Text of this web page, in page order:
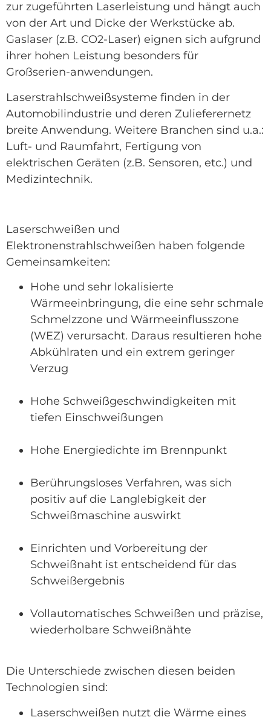
zur zugeführten Laserleistung und hängt auch
von der Art und Dicke der Werkstücke ab.
Gaslaser (z.B. CO2-Laser) eignen sich aufgrund
ihrer hohen Leistung besonders für
Großserien-anwendungen.
Laserstrahlschweißsysteme finden in der
Automobilindustrie und deren Zulieferernetz
breite Anwendung. Weitere Branchen sind u.a.:
Luft- und Raumfahrt, Fertigung von
elektrischen Geräten (z.B. Sensoren, etc.) und
Medizintechnik.
Laserschweißen und
Elektronenstrahlschweißen haben folgende
Gemeinsamkeiten:
Hohe und sehr lokalisierte
Wärmeeinbringung, die eine sehr schmale
Schmelzzone und Wärmeeinflusszone
(WEZ) verursacht. Daraus resultieren hohe
Abkühlraten und ein extrem geringer
Verzug
Hohe Schweißgeschwindigkeiten mit
tiefen Einschweißungen
Hohe Energiedichte im Brennpunkt
Berührungsloses Verfahren, was sich
positiv auf die Langlebigkeit der
Schweißmaschine auswirkt
Einrichten und Vorbereitung der
Schweißnaht ist entscheidend für das
Schweißergebnis
Vollautomatisches Schweißen und präzise,
wiederholbare Schweißnähte
Die Unterschiede zwischen diesen beiden
Technologien sind:
Laserschweißen nutzt die Wärme eines